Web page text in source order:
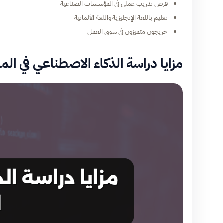
فرص تدريب عملي في المؤسسات الصناعية
تعليم باللغة الإنجليزية واللغة الألمانية
خريجون متميزون في سوق العمل
مزايا دراسة الذكاء الاصطناعي في